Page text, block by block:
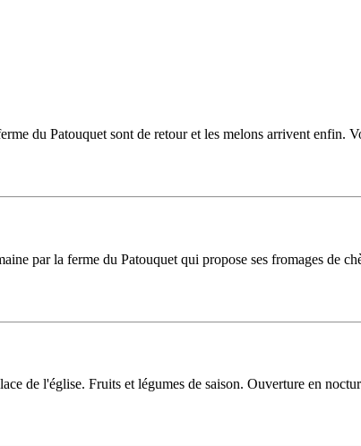
du Patouquet sont de retour et les melons arrivent enfin.
par la ferme du Patouquet qui propose ses fromages de
de l'église. Fruits et légumes de saison. Ouverture en